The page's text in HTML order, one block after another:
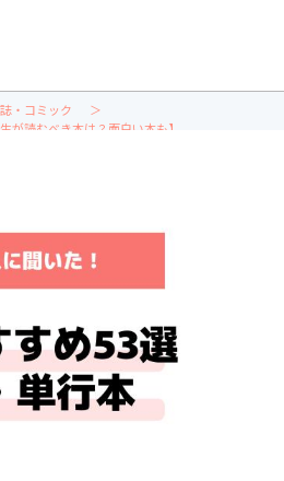
・コミック
が読むべき本は？面白い本も】